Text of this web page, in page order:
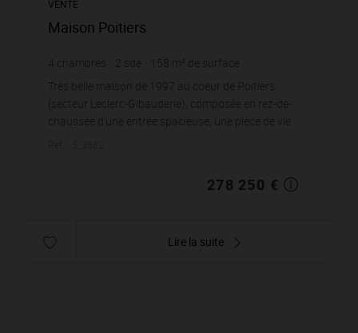
VENTE
Maison Poitiers
4 chambres 2 sde 158 m² de surface
1 761,08 € prix / m²
Très belle maison de 1997 au coeur de Poitiers
(secteur Leclerc-Gibauderie), composée en rez-de-
chaussée d'une entrée spacieuse, une pièce de vie
278 250 €
Lire la suite